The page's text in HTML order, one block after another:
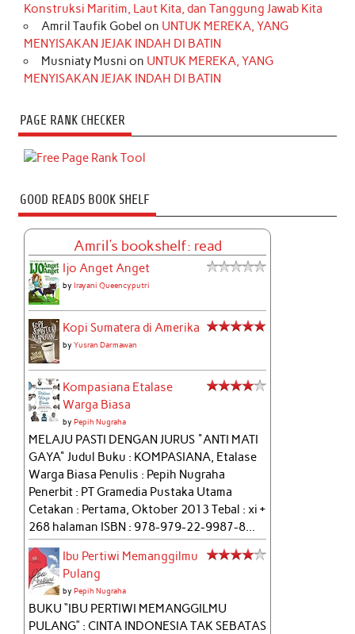
Konstruksi Maritim, Laut Kita, dan Tanggung Jawab Kita
Amril Taufik Gobel on UNTUK MEREKA, YANG
MENYISAKAN JEJAK INDAH DI BATIN
Musniaty Musni on UNTUK MEREKA, YANG
MENYISAKAN JEJAK INDAH DI BATIN
PAGE RANK CHECKER
GOOD READS BOOK SHELF
Amril's bookshelf: read
Ijo Anget Anget
byIrayani Queencyputri
Kopi Sumatera di Amerika
byYusran Darmawan
Kompasiana Etalase
Warga Biasa
byPepih Nugraha
MELAJU PASTI DENGAN JURUS "ANTI MATI
GAYA" Judul Buku : KOMPASIANA, Etalase
Warga Biasa Penulis : Pepih Nugraha
Penerbit : PT Gramedia Pustaka Utama
Cetakan : Pertama, Oktober 2013 Tebal : xi +
268 halaman ISBN : 978-979-22-9987-8...
Ibu Pertiwi Memanggilmu
Pulang
byPepih Nugraha
BUKU “IBU PERTIWI MEMANGGILMU
PULANG” : CINTA INDONESIA TAK SEBATAS